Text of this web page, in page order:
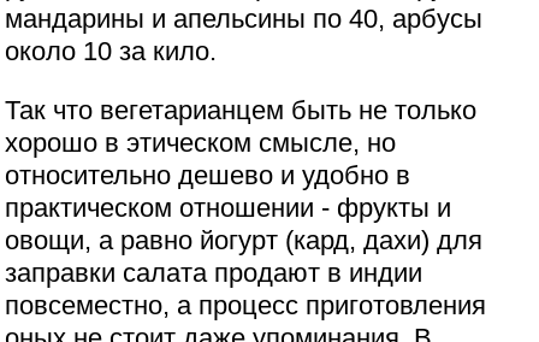
мандарины и апельсины по 40, арбусы
около 10 за кило.
Так что вегетарианцем быть не только
хорошо в этическом смысле, но
относительно дешево и удобно в
практическом отношении - фрукты и
овощи, а равно йогурт (кард, дахи) для
заправки салата продают в индии
повсеместно, а процесс приготовления